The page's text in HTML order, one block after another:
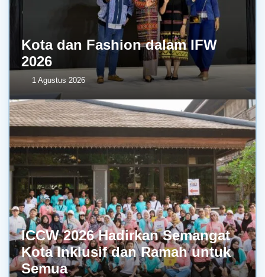
Kota dan Fashion dalam IFW
2026
1 Agustus 2026
ICCW 2026 Hadirkan Semangat
Kota Inklusif dan Ramah untuk
Semua